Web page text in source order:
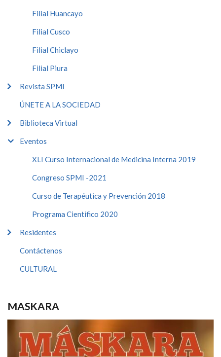
Filial Huancayo
Filial Cusco
Filial Chiclayo
Filial Piura
Revista SPMI
ÚNETE A LA SOCIEDAD
Biblioteca Virtual
Eventos
XLI Curso Internacional de Medicina Interna 2019
Congreso SPMI -2021
Curso de Terapéutica y Prevención 2018
Programa Cientifico 2020
Residentes
Contáctenos
CULTURAL
MASKARA